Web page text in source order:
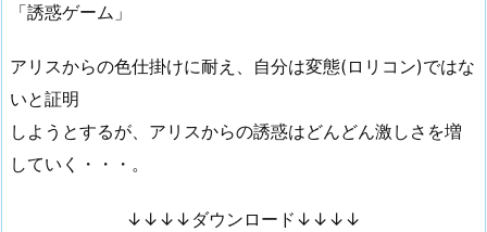
「誘惑ゲーム」
アリスからの色仕掛けに耐え、自分は変態(ロリコン)ではな
いと証明
しようとするが、アリスからの誘惑はどんどん激しさを増
していく・・・。
↓↓↓↓ダウンロード↓↓↓↓